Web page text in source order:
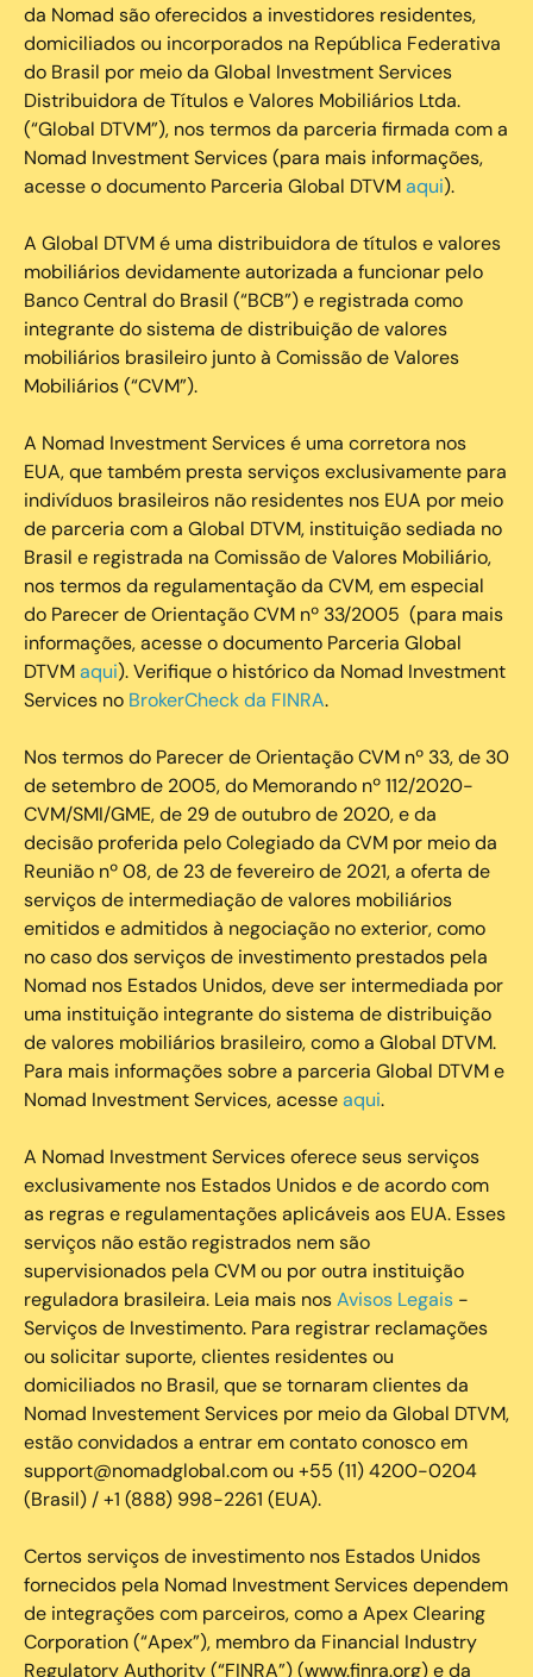
da Nomad são oferecidos a investidores residentes,
domiciliados ou incorporados na República Federativa
do Brasil por meio da Global Investment Services
Distribuidora de Títulos e Valores Mobiliários Ltda.
(“Global DTVM”), nos termos da parceria firmada com a
Nomad Investment Services (para mais informações,
acesse o documento Parceria Global DTVMaqui).
A Global DTVM é uma distribuidora de títulos e valores
mobiliários devidamente autorizada a funcionar pelo
Banco Central do Brasil (“BCB”) e registrada como
integrante do sistema de distribuição de valores
mobiliários brasileiro junto à Comissão de Valores
Mobiliários (“CVM”).
‍A Nomad Investment Services é uma corretora nos
EUA, que também presta serviços exclusivamente para
indivíduos brasileiros não residentes nos EUA por meio
de parceria com a Global DTVM, instituição sediada no
Brasil e registrada na Comissão de Valores Mobiliário,
nos termos da regulamentação da CVM, em especial
do Parecer de Orientação CVM nº 33/2005 (para mais
informações, acesse o documento Parceria Global
DTVMaqui). Verifique o histórico da Nomad Investment
Services no BrokerCheck da FINRA.
Nos termos do Parecer de Orientação CVM nº 33, de 30
de setembro de 2005, do Memorando nº 112/2020-
CVM/SMI/GME, de 29 de outubro de 2020, e da
decisão proferida pelo Colegiado da CVM por meio da
Reunião nº 08, de 23 de fevereiro de 2021, a oferta de
serviços de intermediação de valores mobiliários
emitidos e admitidos à negociação no exterior, como
no caso dos serviços de investimento prestados pela
Nomad nos Estados Unidos, deve ser intermediada por
uma instituição integrante do sistema de distribuição
de valores mobiliários brasileiro, como a Global DTVM.
Para mais informações sobre a parceria Global DTVM e
Nomad Investment Services, acesseaqui.
A Nomad Investment Services oferece seus serviços
exclusivamente nos Estados Unidos e de acordo com
as regras e regulamentações aplicáveis aos EUA. Esses
serviços não estão registrados nem são
supervisionados pela CVM ou por outra instituição
reguladora brasileira. Leia mais nosAvisos Legais -
Serviços de Investimento. Para registrar reclamações
ou solicitar suporte, clientes residentes ou
domiciliados no Brasil, que se tornaram clientes da
Nomad Investement Services por meio da Global DTVM,
estão convidados a entrar em contato conosco em
support@nomadglobal.com ou +55 (11) 4200-0204
(Brasil) / +1 (888) 998-2261 (EUA).
Certos serviços de investimento nos Estados Unidos
fornecidos pela Nomad Investment Services dependem
de integrações com parceiros, como a Apex Clearing
Corporation (“Apex”), membro da Financial Industry
Regulatory Authority (“FINRA”) (www.finra.org) e da